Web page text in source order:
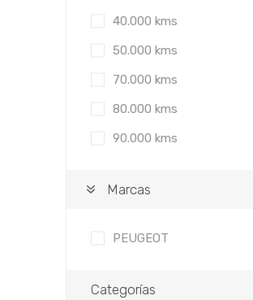
40.000 kms
50.000 kms
70.000 kms
80.000 kms
90.000 kms
Marcas
PEUGEOT
Categorías